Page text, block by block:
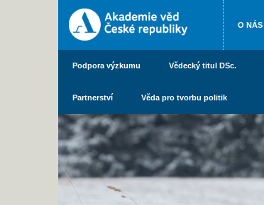
O NÁS
Podpora výzkumu Vědecký titul DSc.
Partnerství Věda pro tvorbu politik